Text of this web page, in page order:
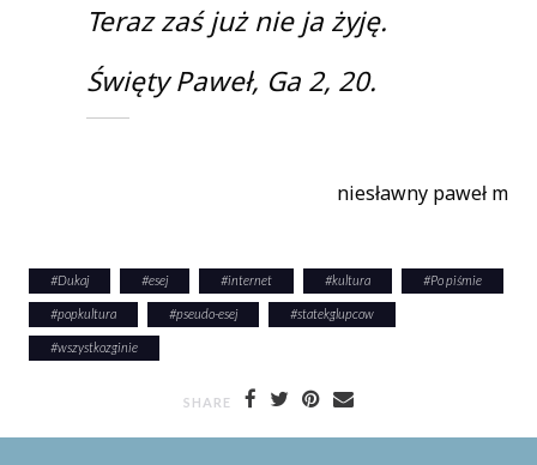
Teraz zaś już nie ja żyję.
Święty Paweł, Ga 2, 20.
niesławny paweł m
#Dukaj #esej #internet #kultura #Po piśmie
#popkultura #pseudo-esej #statekglupcow
#wszystkozginie
SHARE